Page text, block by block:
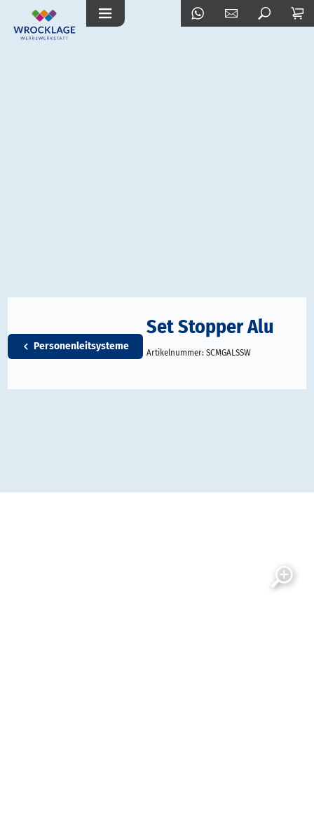
Personenleitsysteme
Set Stopper Alu
Artikelnummer: SCMGALSSW